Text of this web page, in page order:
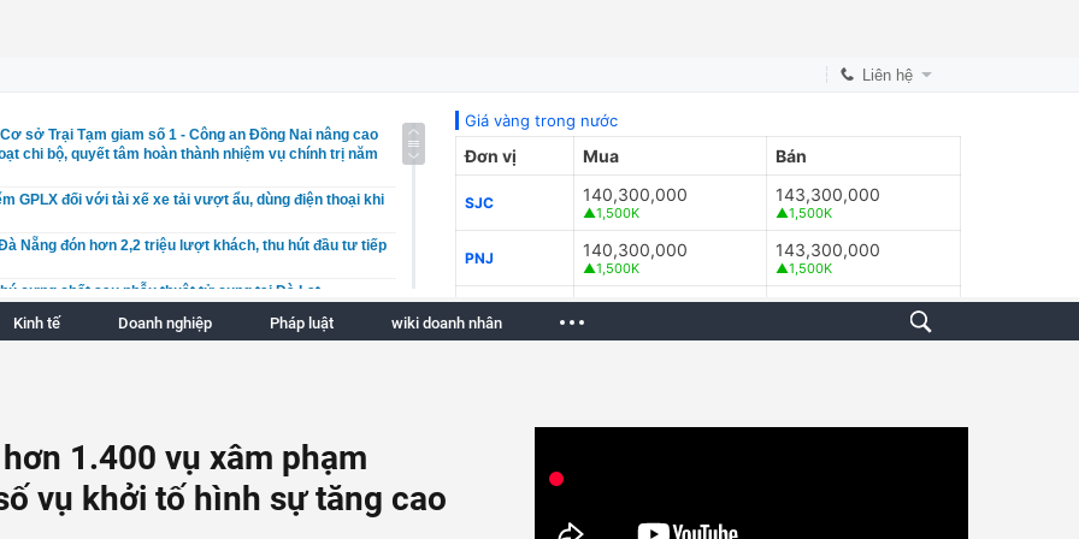
Liên hệ
sở Trại Tạm giam số 1 - Công an Đồng Nai nâng cao
chi bộ, quyết tâm hoàn thành nhiệm vụ chính trị năm
GPLX đối với tài xế xe tải vượt ẩu, dùng điện thoại khi
Nẵng đón hơn 2,2 triệu lượt khách, thu hút đầu tư tiếp
cưng chết sau phẫu thuật tử cung tại Đà Lạt
vùng trồng nông sản cho Đắk Lắk, Gia Lai và Lâm Đồng
dứt tình trạng khám BHYT đúng quy định vẫn bị thu
30 ngư dân tàu cá bị cháy trên vùng biển Khánh Hòa
thông tin liệt sĩ, gửi yêu cầu nhận thân nhân trên VNeID
nhà yến, góp phần nâng tầm thương hiệu Yến sào
Kinh tế Doanh nghiệp Pháp luật wiki doanh nhân
1.400 vụ xâm phạm
vụ khởi tố hình sự tăng cao